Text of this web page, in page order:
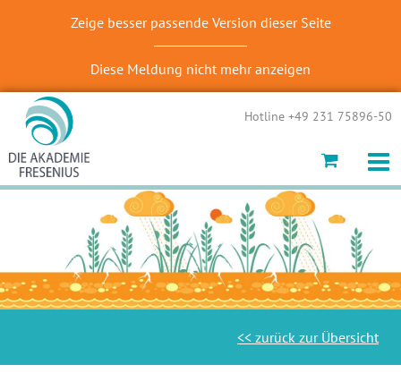
Zeige besser passende Version dieser Seite
Diese Meldung nicht mehr anzeigen
Hotline +49 231 75896-50
<< zurück zur Übersicht